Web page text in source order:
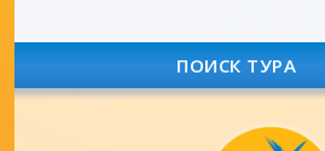
ПОИСК ТУРА